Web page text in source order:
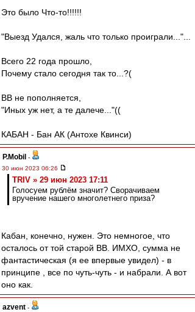
Это было Что-то!!!!!!
"Выезд Удался, жаль что только проиграли..."...
Всего 22 года прошло,
Почему стало сегодня так то...?(
ВВ не пополняется,
"Иных уж нет, а те далече..."((
КАБАН - Бан АК (Антохе Квинси)
P.Mobil -
30 июн 2023 06:26
TRIV » 29 июн 2023 17:11
Голосуем рублём значит? Сворачиваем
вручение нашего многолетнего приза?
Кабан, конечно, нужен. Это немногое, что
осталось от той старой ВВ. ИМХО, сумма не
фантастическая (я ее впервые увидел) - в
принципе , все по чуть-чуть - и набрали. А вот
оно как.
azvent -